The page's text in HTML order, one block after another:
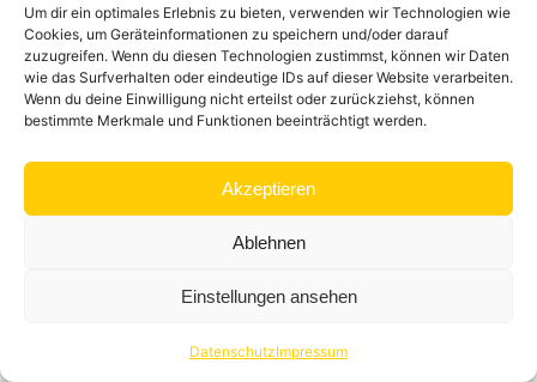
Um dir ein optimales Erlebnis zu bieten, verwenden wir Technologien wie
Cookies, um Geräteinformationen zu speichern und/oder darauf
zuzugreifen. Wenn du diesen Technologien zustimmst, können wir Daten
wie das Surfverhalten oder eindeutige IDs auf dieser Website verarbeiten.
Wenn du deine Einwilligung nicht erteilst oder zurückziehst, können
bestimmte Merkmale und Funktionen beeinträchtigt werden.
Akzeptieren
Ablehnen
Einstellungen ansehen
DatenschutzImpressum